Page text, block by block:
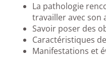
La pathologie
travailler avec son
Savoir poser des
Caractéristiques
Manifestations et